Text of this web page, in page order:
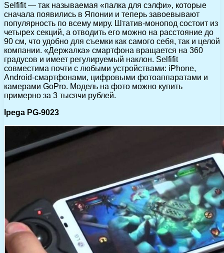
Selfifit — так называемая «палка для сэлфи», которые
сначала появились в Японии и теперь завоевывают
популярность по всему миру. Штатив-монопод состоит из
четырех секций, а отводить его можно на расстояние до
90 см, что удобно для съемки как самого себя, так и целой
компании. «Держалка» смартфона вращается на 360
градусов и имеет регулируемый наклон. Selfifit
совместима почти с любыми устройствами: iPhone,
Android-смартфонами, цифровыми фотоаппаратами и
камерами GoPro. Модель на фото можно купить
примерно за 3 тысячи рублей.
Ipega PG-9023